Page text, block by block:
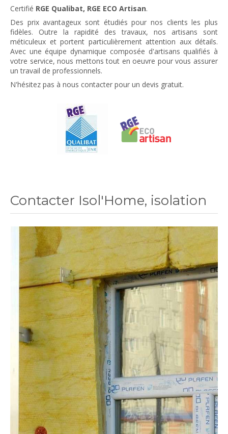
Certifié RGE Qualibat, RGE ECO Artisan.
Des prix avantageux sont étudiés pour nos clients les plus
fidèles. Outre la rapidité des travaux, nos artisans sont
méticuleux et portent particulièrement attention aux détails.
Avec une équipe dynamique composée d'artisans qualifiés à
votre service, nous mettons tout en oeuvre pour vous assurer
un travail de professionnels.
N'hésitez pas à nous contacter pour un devis gratuit.
Contacter Isol'Home, isolation